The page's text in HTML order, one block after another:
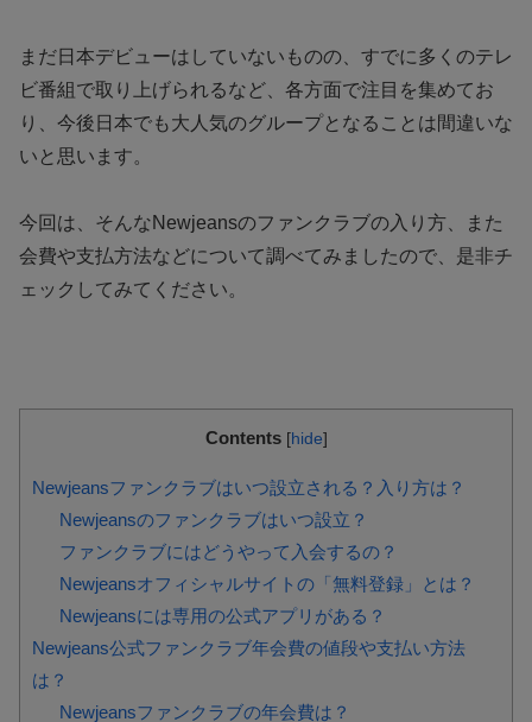
まだ日本デビューはしていないものの、すでに多くのテレ
ビ番組で取り上げられるなど、各方面で注目を集めてお
り、今後日本でも大人気のグループとなることは間違いな
いと思います。
今回は、そんなNewjeansのファンクラブの入り方、また
会費や支払方法などについて調べてみましたので、是非チ
ェックしてみてください。
Contents [hide]
Newjeansファンクラブはいつ設立される？入り方は？
Newjeansのファンクラブはいつ設立？
ファンクラブにはどうやって入会するの？
Newjeansオフィシャルサイトの「無料登録」とは？
Newjeansには専用の公式アプリがある？
Newjeans公式ファンクラブ年会費の値段や支払い方法
は？
Newjeansファンクラブの年会費は？